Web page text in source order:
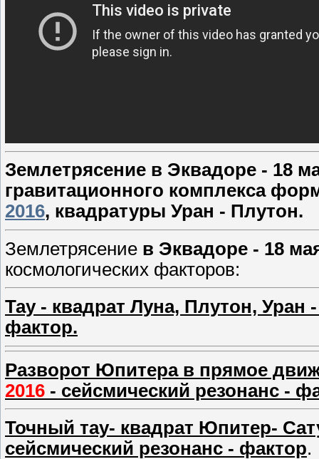
Землетрясение в Эквадоре - 18
гравитационного комплекса
2016, квадратуры Уран - Плутон.
Землетрясение в Эквадоре - 18
космологических факторов:
Тау - квадрат Луна, Плутон, Уран
фактор.
Разворот Юпитера в прямое
2016 - сейсмический резонанс -
Точный тау- квадрат Юпитер-
сейсмический резонанс - фактор.